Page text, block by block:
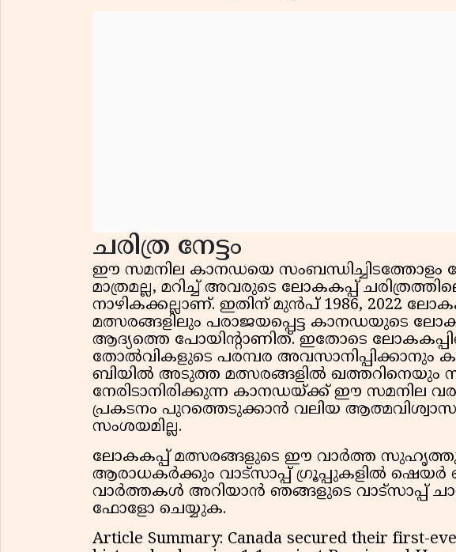
ചരിത്ര നേട്ടം
ഈ സമനില കാനഡയെ സംബന്ധിച്ചിടത്തോളം
മാത്രമല്ല, മറിച്ച് അവരുടെ ലോകകപ്പ്
നാഴികക്കല്ലാണ്. ഇതിന് മുൻപ് 1986, 2022
മത്സരങ്ങളിലും പരാജയപ്പെട്ട കാനഡയുടെ
ആദ്യത്തെ പോയിന്റാണിത്. ഇതോടെ
തോൽവികളുടെ പരമ്പര അവസാനിപ്പിക്കാനും
ബിയിൽ അടുത്ത മത്സരങ്ങളിൽ ഖത്തറിനെയും
നേരിടാനിരിക്കുന്ന കാനഡയ്ക്ക് ഈ സമനില
പ്രകടനം പുറത്തെടുക്കാൻ വലിയ
സംശയമില്ല.
ലോകകപ്പ് മത്സരങ്ങളുടെ ഈ വാർത്ത
ആരാധകർക്കും വാട്സാപ്പ് ഗ്രൂപ്പുകളിൽ ഷെയർ
വാർത്തകൾ അറിയാൻ ഞങ്ങളുടെ വാട്സാപ്പ്
ഫോളോ ചെയ്യുക.
Article Summary: Canada secured their first-